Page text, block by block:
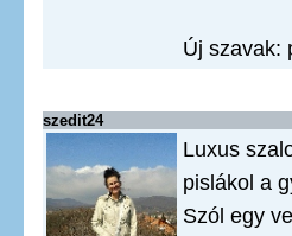
Új szavak:
szedit24
Luxus
pislákol a
Szól egy